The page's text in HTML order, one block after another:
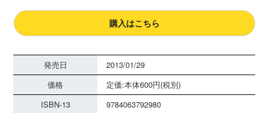
購入はこちら
発売日
2013/01/29
価格
定価:本体600円(税別)
ISBN-13
9784063792980